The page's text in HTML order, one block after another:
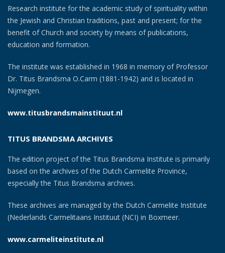
Research institute for the academic study of spirituality within
the Jewish and Christian traditions, past and present; for the
benefit of Church and society by means of publications,
education and formation.
The institute was established in 1968 in memory of Professor
Dr. Titus Brandsma O.Carm (1881-1942) and is located in
Nijmegen.
www.titusbrandsmainstituut.nl
TITUS BRANDSMA ARCHIVES
The edition project of the Titus Brandsma Institute is primarily
based on the archives of the Dutch Carmelite Province,
especially the Titus Brandsma archives.
These archives are managed by the Dutch Carmelite Institute
(Nederlands Carmelitaans Instituut (NCI) in Boxmeer.
www.carmeliteinstitute.nl